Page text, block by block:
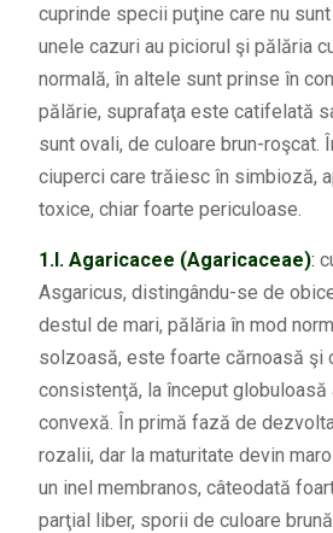
cuprinde specii puţine care nu
unele cazuri au piciorul şi pălăria
normală, în altele sunt prinse în
pălărie, suprafaţa este catifelată
sunt ovali, de culoare brun-roşcat.
ciuperci care trăiesc în simbioză,
toxice, chiar foarte periculoase.
1.l. Agaricacee (Agaricaceae):
Asgaricus, distingându-se de
destul de mari, pălăria în mod
solzoasă, este foarte cărnoasă şi
consistenţă, la început globuloasă
convexă. În primă fază de
rozalii, dar la maturitate devin
un inel membranos, câteodată
parţial liber, sporii de culoare